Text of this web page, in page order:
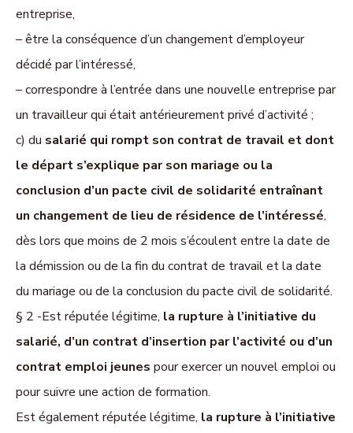
entreprise,
– être la conséquence d’un changement d’employeur
décidé par l’intéressé,
– correspondre à l’entrée dans une nouvelle entreprise par
un travailleur qui était antérieurement privé d’activité ;
c) du salarié qui rompt son contrat de travail et dont
le départ s’explique par son mariage ou la
conclusion d’un pacte civil de solidarité entraînant
un changement de lieu de résidence de l’intéressé,
dès lors que moins de 2 mois s’écoulent entre la date de
la démission ou de la fin du contrat de travail et la date
du mariage ou de la conclusion du pacte civil de solidarité.
§ 2 -Est réputée légitime, la rupture à l’initiative du
salarié, d’un contrat d’in­ser­tion par l’activité ou d’un
contrat emploi jeunes pour exercer un nouvel emploi ou
pour suivre une action de formation.
Est également réputée légitime, la rupture à l’initiative